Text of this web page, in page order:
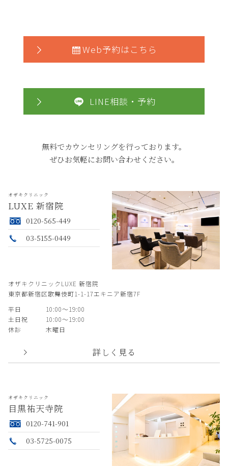
Web予約はこちら
LINE相談・予約
無料でカウンセリングを行っております。
ぜひお気軽にお問い合わせください。
オザキクリニック
LUXE 新宿院
0120-565-449
03-5155-0449
オザキクリニックLUXE 新宿院
東京都新宿区歌舞伎町1-1-17エキニア新宿7F
平日
10:00〜19:00
土日祝
10:00〜19:00
休診
木曜日
詳しく見る
オザキクリニック
目黒祐天寺院
0120-741-901
03-5725-0075